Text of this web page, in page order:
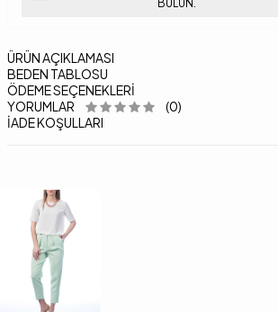
BULUN.
ÜRÜN AÇIKLAMASI
BEDEN TABLOSU
ÖDEME SEÇENEKLERI
YORUMLAR
(0)
İADE KOŞULLARI